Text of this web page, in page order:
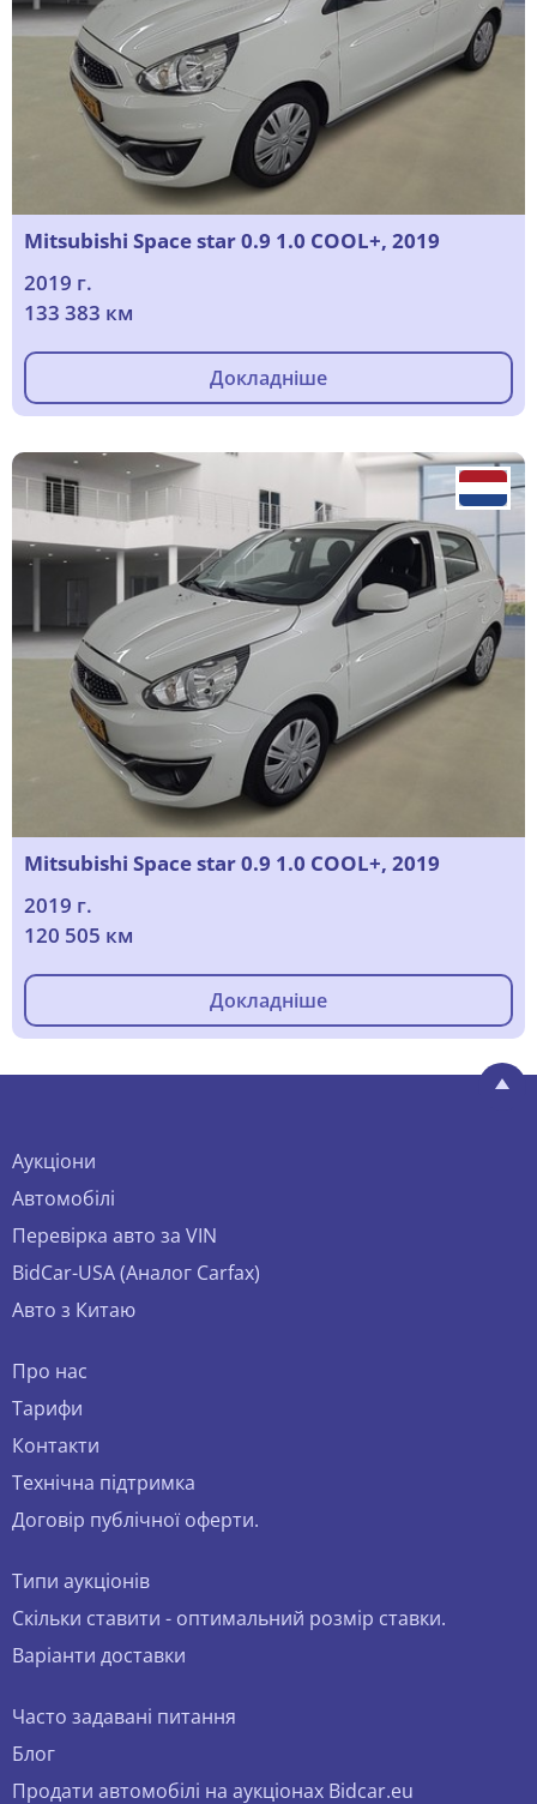
Mitsubishi Space star 0.9 1.0 COOL+, 2019
2019 г.
133 383 км
Докладніше
Mitsubishi Space star 0.9 1.0 COOL+, 2019
2019 г.
120 505 км
Докладніше
Аукціони
Автомобілі
Перевірка авто за VIN
BidCar-USA (Аналог Carfax)
Авто з Китаю
Про нас
Тарифи
Контакти
Технічна підтримка
Договір публічної оферти.
Типи аукціонів
Скільки ставити - оптимальний розмір ставки.
Варіанти доставки
Часто задавані питання
Блог
Продати автомобілі на аукціонах Bidcar.eu